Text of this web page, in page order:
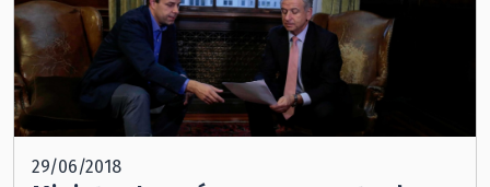
29/06/2018